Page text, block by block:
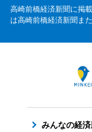
高崎前橋経済新聞に掲
は高崎前橋経済新聞ま
みんなの経